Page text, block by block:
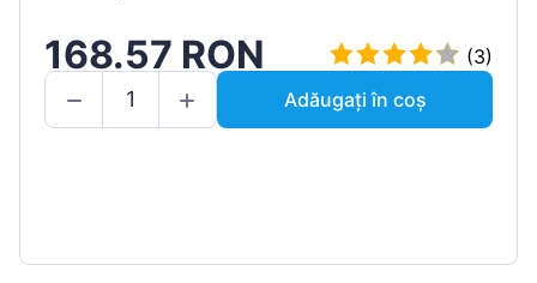
168.57 RON
(3)
Adăugați în coș